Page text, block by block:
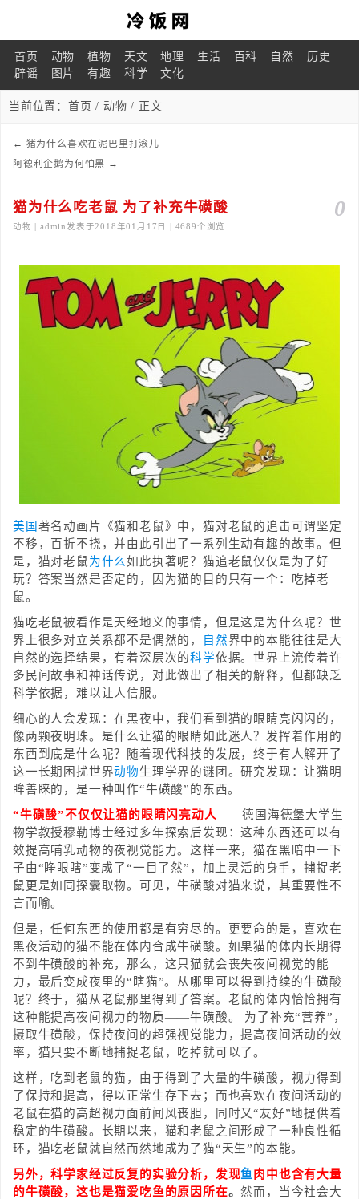
首页 动物 植物 天文 地理 生活 百科 自然
历史
辟谣
图片 有趣 科学 文化
当前位置： 首页 /动物 / 正文
← 猪为什么喜欢在泥巴里打滚儿
阿德利企鹅为何怕黑 →
0
猫为什么吃老鼠 为了补充牛磺酸
动物 | admin发表于2018年01月17日 | 4689个浏览
美国 著名动画片《猫和老鼠》中，猫对老鼠的追击可谓坚定
不移，百折不挠，并由此引出了一系列生动有趣的故事。但
是，猫对老鼠 为什么如此执著呢？猫追老鼠仅仅是为了好
玩？答案当然是否定的，因为猫的目的只有一个：吃掉老
鼠。
猫吃老鼠被看作是天经地义的事情，但是这是为什么呢？世
界上很多对立关系都不是偶然的，
自然界中的本能往往是大
自然的选择结果，有着深层次的科学依据。世界上流传着许
多民间故事和神话传说，对此做出了相关的解释，但都缺乏
科学依据，难以让人信服。
细心的人会发现：在黑夜中，我们看到猫的眼睛亮闪闪的，
像两颗夜明珠。是什么让猫的眼睛如此迷人？发挥着作用的
东西到底是什么呢？随着现代科技的发展，终于有人解开了
这一长期困扰世界动物生理学界的谜团。研究发现：让猫明
眸善睐的，是一种叫作“牛磺酸”的东西。
“牛磺酸”不仅仅让猫的眼睛闪亮动人——德国海德堡大学生
物学教授穆勒博士经过多年探索后发现：这种东西还可以有
效提高哺乳动物的夜视觉能力。这样一来，猫在黑暗中一下
子由“睁眼瞎”变成了“一目了然”，加上灵活的身手，捕捉老
鼠更是如同探囊取物。可见，牛磺酸对猫来说，其重要性不
言而喻。
但是，任何东西的使用都是有穷尽的。更要命的是，喜欢在
黑夜活动的猫不能在体内合成牛磺酸。如果猫的体内长期得
不到牛磺酸的补充，那么，这只猫就会丧失夜间视觉的能
力，最后变成夜里的“瞎猫”。从哪里可以得到持续的牛磺酸
呢？终于，猫从老鼠那里得到了答案。老鼠的体内恰恰拥有
这种能提高夜间视力的物质——牛磺酸。 为了补充“营养”，
摄取牛磺酸，保持夜间的超强视觉能力，提高夜间活动的效
率，猫只要不断地捕捉老鼠，吃掉就可以了。
这样，吃到老鼠的猫，由于得到了大量的牛磺酸，视力得到
了保持和提高，得以正常生存下去；而也喜欢在夜间活动的
老鼠在猫的高超视力面前闻风丧胆，同时又“友好”地提供着
稳定的牛磺酸。长期以来，猫和老鼠之间形成了一种良性循
环，猫吃老鼠就自然而然地成为了猫“天生”的本能。
另外，科学家经过反复的实验分析，发现鱼 肉中也含有大量
的牛磺酸，这也是猫爱吃鱼的原因所在。然而，当今社会大